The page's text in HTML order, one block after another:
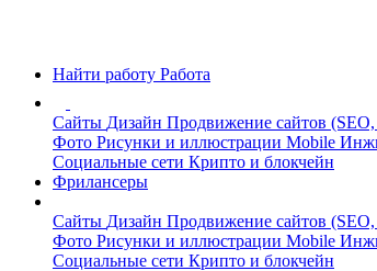
Найти работу Работа
Сайты Дизайн Продвижение сайтов
Фото Рисунки и иллюстрации Mobile
Социальные сети Крипто и блокчейн
Фрилансеры
Сайты Дизайн Продвижение сайтов
Фото Рисунки и иллюстрации Mobile
Социальные сети Крипто и блокчейн